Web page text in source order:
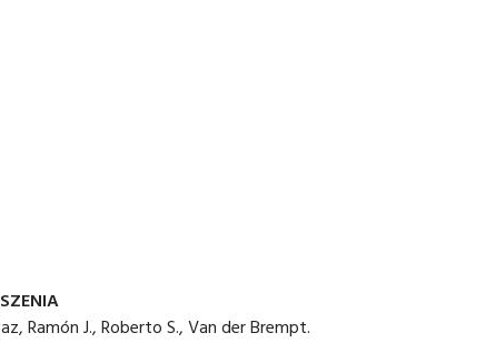
Ramón J., Roberto S., Van der Brempt.